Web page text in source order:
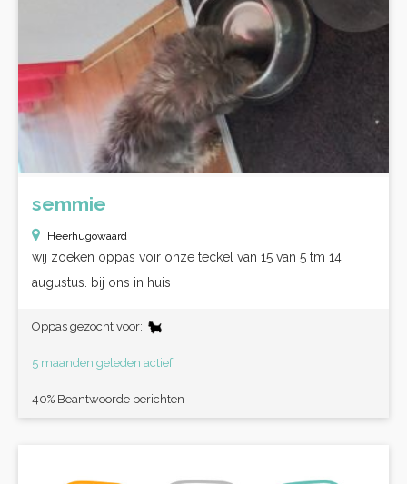
semmie
Heerhugowaard
wij zoeken oppas voir onze teckel van 15 van 5 tm 14
augustus. bij ons in huis
Oppas gezocht voor:
5 maanden geleden actief
40% Beantwoorde berichten